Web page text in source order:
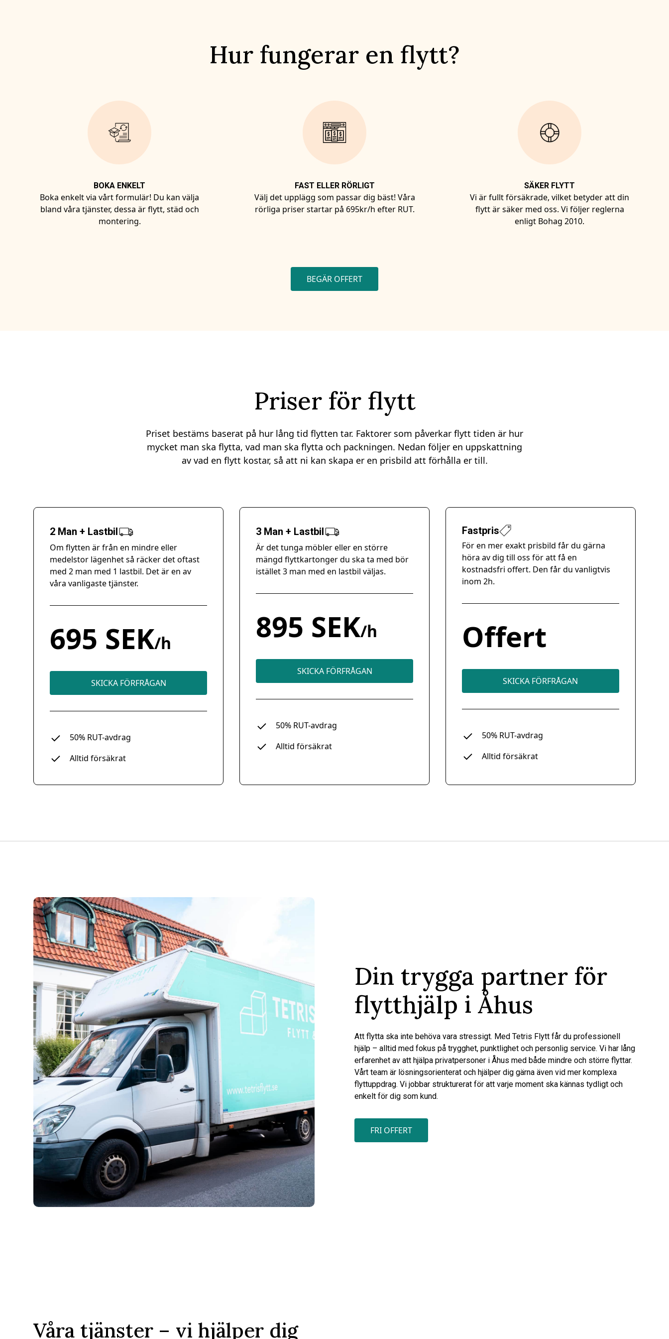
Hur fungerar en flytt?
BOKA ENKELT
Boka enkelt via vårt formulär! Du kan välja
bland våra tjänster, dessa är flytt, städ och
montering.
FAST ELLER RÖRLIGT
Välj det upplägg som passar dig bäst! Våra
rörliga priser startar på 695kr/h efter RUT.
SÄKER FLYTT
Vi är fullt försäkrade, vilket betyder att din
flytt är säker med oss. Vi följer reglerna
enligt Bohag 2010.
BEGÄR OFFERT
Priser för flytt
Priset bestäms baserat på hur lång tid flytten tar. Faktorer som påverkar flytt tiden är hur
mycket man ska flytta, vad man ska flytta och packningen. Nedan följer en uppskattning
av vad en flytt kostar, så att ni kan skapa er en prisbild att förhålla er till.
2 Man + Lastbil
Om flytten är från en mindre eller
medelstor lägenhet så räcker det oftast
med 2 man med 1 lastbil. Det är en av
våra vanligaste tjänster.
695 SEK/h
SKICKA FÖRFRÅGAN
50% RUT-avdrag
Alltid försäkrat
3 Man + Lastbil
Är det tunga möbler eller en större
mängd flyttkartonger du ska ta med bör
istället 3 man med en lastbil väljas.
895 SEK/h
SKICKA FÖRFRÅGAN
50% RUT-avdrag
Alltid försäkrat
Fastpris
För en mer exakt prisbild får du gärna
höra av dig till oss för att få en
kostnadsfri offert. Den får du vanligtvis
inom 2h.
Offert
SKICKA FÖRFRÅGAN
50% RUT-avdrag
Alltid försäkrat
Din trygga partner för
flytthjälp i Åhus
Att flytta ska inte behöva vara stressigt. Med Tetris Flytt får du professionell
hjälp – alltid med fokus på trygghet, punktlighet och personlig service. Vi har lång
erfarenhet av att hjälpa privatpersoner i Åhus med både mindre och större flyttar.
Vårt team är lösningsorienterat och hjälper dig gärna även vid mer komplexa
flyttuppdrag. Vi jobbar strukturerat för att varje moment ska kännas tydligt och
enkelt för dig som kund.
FRI OFFERT
Våra tjänster – vi hjälper dig